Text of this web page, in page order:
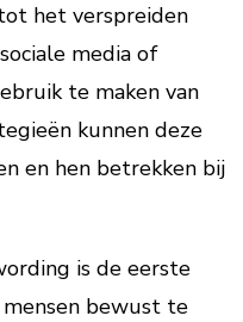
het verspreiden
media of
te maken van
kunnen deze
en hen betrekken bij
is de eerste
bewust te